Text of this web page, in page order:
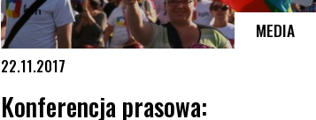
MEDIA
22.11.2017
Konferencja prasowa: